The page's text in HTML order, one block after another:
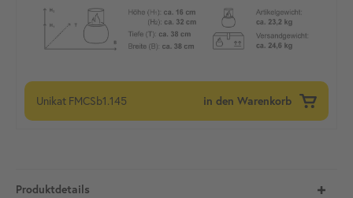
Unikat FMCSb1.145 in den Warenkorb
Produktdetails